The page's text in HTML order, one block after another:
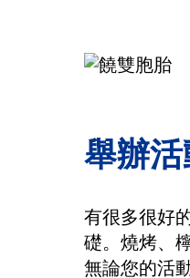
舉辦
有很多很好
礎。燒烤、
無論您的活